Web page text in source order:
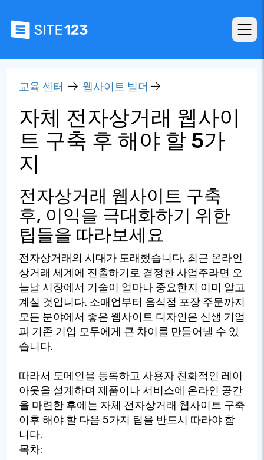
교육 센터 웹사이트 빌더
자체 전자상거래 웹사이
트 구축 후 해야 할 5가
지
전자상거래 웹사이트 구축
후, 이익을 극대화하기 위한
팁들을 따라보세요
전자상거래의 시대가 도래했습니다. 최근 온라인
상거래 세계에 진출하기로 결정한 사업주라면 오
늘날 시장에서 기술이 얼마나 중요한지 이미 알고
계실 것입니다. 소매업부터 음식점 포장 주문까지
모든 분야에서 좋은 웹사이트 디자인은 신생 기업
과 기존 기업 모두에게 큰 차이를 만들어낼 수 있
습니다.
따라서 도메인을 등록하고 사용자 친화적인 레이
아웃을 설계하며 제품이나 서비스에 온라인 공간
을 마련한 후에는 자체 전자상거래 웹사이트 구축
이후 해야 할 다음 5가지 팁을 반드시 따라야 합
니다.
목차: